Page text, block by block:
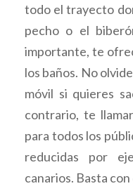
todo el trayecto
pecho o el
importante, te
los baños. No
móvil si quieres
contrario, te
para todos los
reducidas por
canarios. Basta